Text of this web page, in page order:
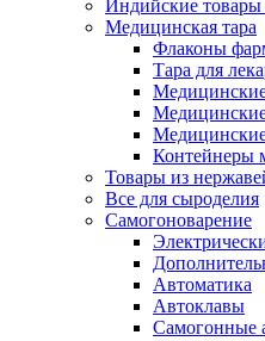
Индийские
Медицинская тара
Флаконы
Тара для
Контейнеры
Товары из
Все для сыроделия
Самогоноварение
Автоматика
Автоклавы
Самогонные